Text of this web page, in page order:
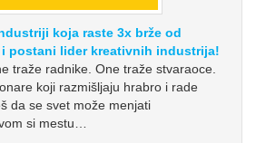
koja raste 3x brže od
postani lider kreativnih industrija!
traže radnike. One traže stvaraoce.
koji razmišljaju hrabro i rade
da se svet može menjati
si mestu…